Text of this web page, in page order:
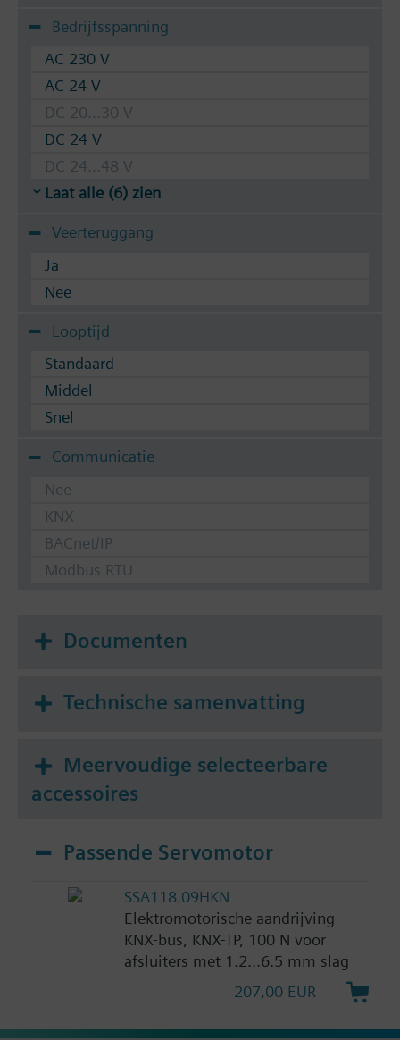
Bedrijfsspanning
AC 230 V
AC 24 V
DC 20...30 V
DC 24 V
DC 24...48 V
Laat alle (6) zien
Veerteruggang
Ja
Nee
Looptijd
Standaard
Middel
Snel
Communicatie
Nee
KNX
BACnet/IP
Modbus RTU
Documenten
Technische samenvatting
Meervoudige selecteerbare
accessoires
Passende Servomotor
SSA118.09HKN
Elektromotorische aandrijving
KNX-bus, KNX-TP, 100 N voor
afsluiters met 1.2...6.5 mm slag
207,00 EUR